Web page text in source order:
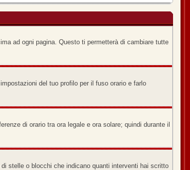
ad ogni pagina. Questo ti permetterà di cambiare tutte
del tuo profilo per il fuso orario e farlo
di orario tra ora legale e ora solare; quindi durante il
stelle o blocchi che indicano quanti interventi hai scritto